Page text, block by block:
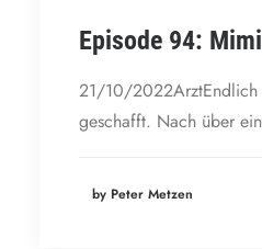
Episode 94:
21/10/2022ArztEndlich
geschafft. Nach über
by Peter Metzen